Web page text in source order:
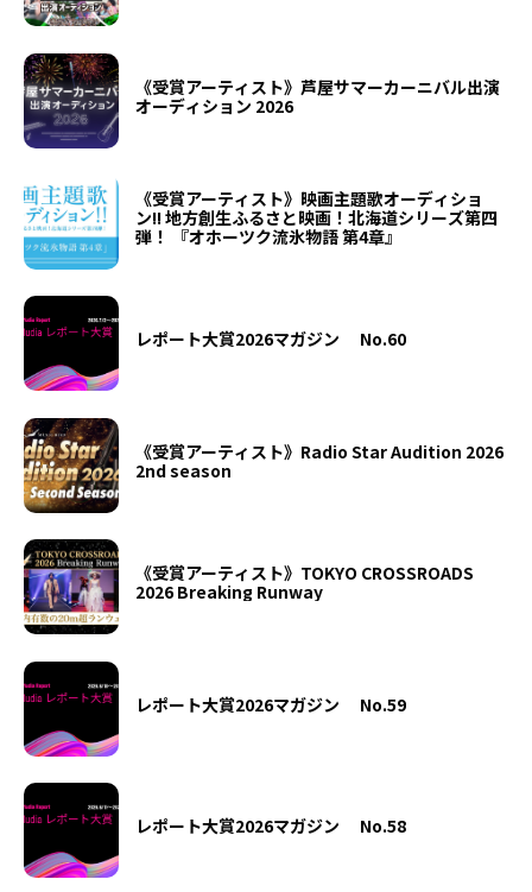
《受賞アーティスト》芦屋サマーカーニバル出演
オーディション 2026
《受賞アーティスト》映画主題歌オーディショ
ン!! 地方創生ふるさと映画！北海道シリーズ第四
弾！ 『オホーツク流氷物語 第4章』
レポート大賞2026マガジン No.60
《受賞アーティスト》Radio Star Audition 2026
2nd season
《受賞アーティスト》TOKYO CROSSROADS
2026 Breaking Runway
レポート大賞2026マガジン No.59
レポート大賞2026マガジン No.58